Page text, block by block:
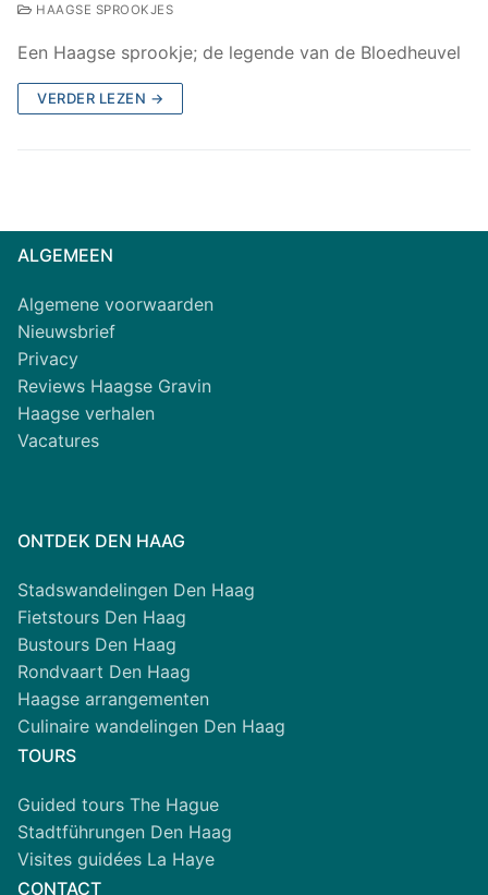
HAAGSE SPROOKJES
Een Haagse sprookje; de legende van de Bloedheuvel
VERDER LEZEN →
ALGEMEEN
Algemene voorwaarden
Nieuwsbrief
Privacy
Reviews Haagse Gravin
Haagse verhalen
Vacatures
ONTDEK DEN HAAG
Stadswandelingen Den Haag
Fietstours Den Haag
Bustours Den Haag
Rondvaart Den Haag
Haagse arrangementen
Culinaire wandelingen Den Haag
TOURS
Guided tours The Hague
Stadtführungen Den Haag
Visites guidées La Haye
CONTACT